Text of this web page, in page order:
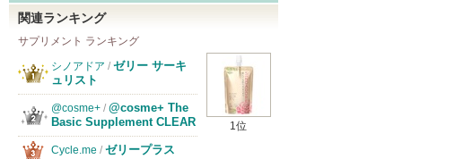
関連ランキング
サプリメント ランキング
1位
シノアドア / ゼリー サーキ
ュリスト
@cosme+ / @cosme+ The
Basic Supplement CLEAR
Cycle.me / ゼリープラス